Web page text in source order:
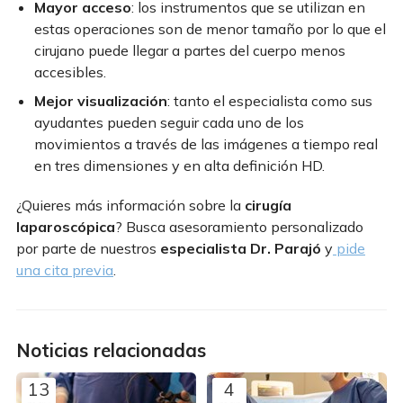
Mayor acceso: los instrumentos que se utilizan en
estas operaciones son de menor tamaño por lo que el
cirujano puede llegar a partes del cuerpo menos
accesibles.
Mejor visualización: tanto el especialista como sus
ayudantes pueden seguir cada uno de los
movimientos a través de las imágenes a tiempo real
en tres dimensiones y en alta definición HD.
¿Quieres más información sobre la cirugía
laparoscópica? Busca asesoramiento personalizado
por parte de nuestros especialista Dr. Parajó y pide
una cita previa.
Noticias relacionadas
13 4